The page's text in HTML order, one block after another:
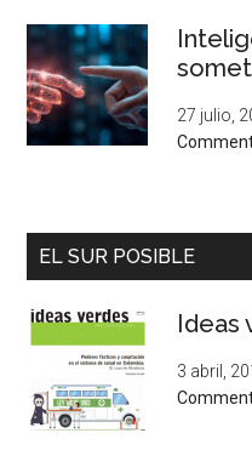
27 julio,
EL SUR POSIBLE
Ideas
3 abril,